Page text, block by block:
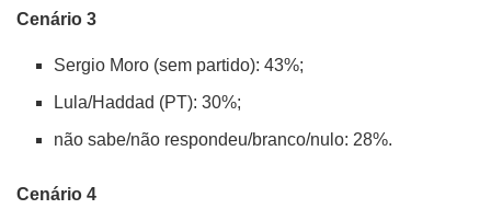
Cenário 3
Sergio Moro (sem partido): 43%;
Lula/Haddad (PT): 30%;
não sabe/não respondeu/branco/nulo: 28%.
Cenário 4